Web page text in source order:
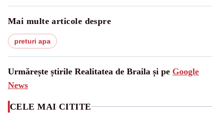
Mai multe articole despre
preturi apa
Urmărește știrile Realitatea de Braila și pe Google
News
CELE MAI CITITE